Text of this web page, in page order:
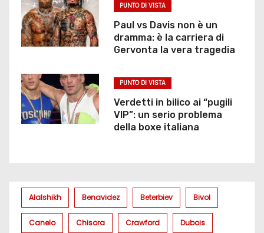
PUNTO DI VISTA
Paul vs Davis non è un
dramma: è la carriera di
Gervonta la vera tragedia
PUNTO DI VISTA
Verdetti in bilico ai “pugili
VIP”: un serio problema
della boxe italiana
Alalshikh Benavidez Beterbiev Bivol
Canelo Chisora Crawford Dubois